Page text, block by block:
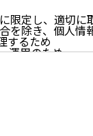
限定し、適切に
を除き、個人情
するため
運用のため
め